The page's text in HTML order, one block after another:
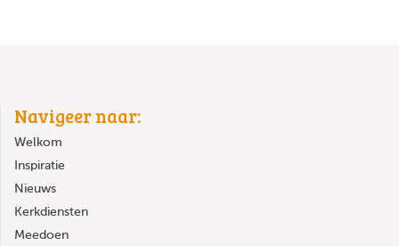
Navigeer naar:
Welkom
Inspiratie
Nieuws
Kerkdiensten
Meedoen